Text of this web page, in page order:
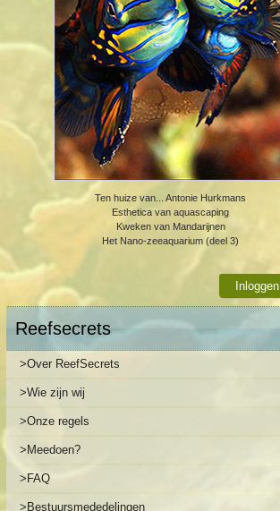
Ten huize van... Antonie Hurkmans
Esthetica van aquascaping
Kweken van Mandarijnen
Het Nano-zeeaquarium (deel 3)
Inloggen
Reefsecrets
>Over ReefSecrets
>Wie zijn wij
>Onze regels
>Meedoen?
>FAQ
>Bestuursmededelingen